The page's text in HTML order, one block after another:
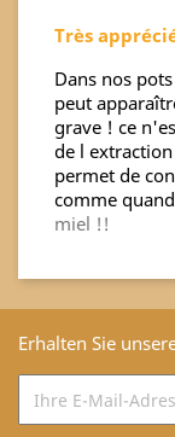
Très
Dans nos
peut
grave ! ce
de l
permet de
comme
miel !!
Erhalten Sie